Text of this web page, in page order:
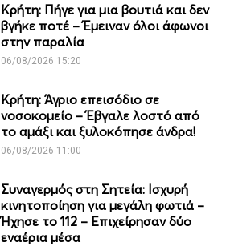
Κρήτη: Πήγε για μια βουτιά και δεν
βγήκε ποτέ – Έμειναν όλοι άφωνοι
στην παραλία
06/08/2026 15:20
Κρήτη: Άγριο επεισόδιο σε
νοσοκομείο – Έβγαλε λοστό από
το αμάξι και ξυλοκόπησε άνδρα!
06/08/2026 11:00
Συναγερμός στη Σητεία: Ισχυρή
κινητοποίηση για μεγάλη φωτιά –
Ήχησε το 112 – Επιχείρησαν δύο
εναέρια μέσα